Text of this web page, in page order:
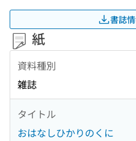
書誌
紙
資料種別
雑誌
タイトル
おはなしひかりのくに